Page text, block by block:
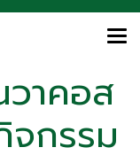
าคอส
กรรม